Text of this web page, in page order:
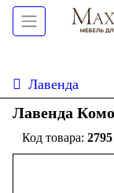
Лавенда
Лавенда
2795